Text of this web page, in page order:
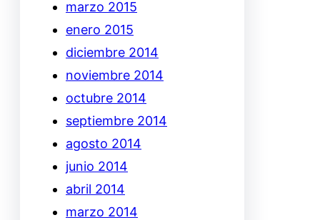
marzo 2015
enero 2015
diciembre 2014
noviembre 2014
octubre 2014
septiembre 2014
agosto 2014
junio 2014
abril 2014
marzo 2014